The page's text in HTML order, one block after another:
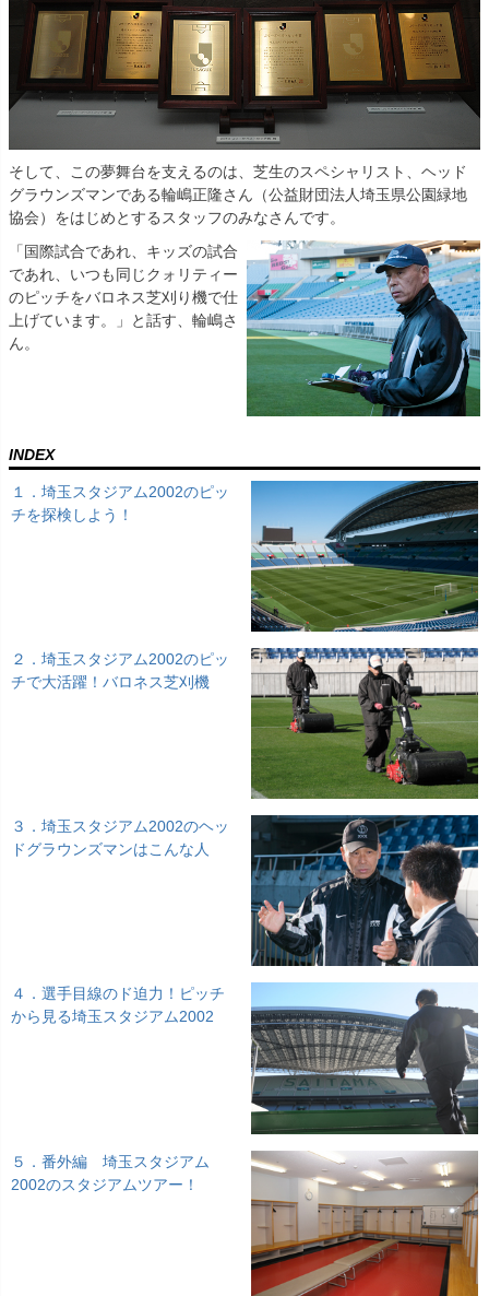
そして、この夢舞台を支えるのは、芝生のスペシャリスト、ヘッド
グラウンズマンである輪嶋正隆さん（公益財団法人埼玉県公園緑地
協会）をはじめとするスタッフのみなさんです。
「国際試合であれ、キッズの試合
であれ、いつも同じクォリティー
のピッチをバロネス芝刈り機で仕
上げています。」と話す、輪嶋さ
ん。
INDEX
１．埼玉スタジアム2002のピッ
チを探検しよう！
２．埼玉スタジアム2002のピッ
チで大活躍！バロネス芝刈機
３．埼玉スタジアム2002のヘッ
ドグラウンズマンはこんな人
４．選手目線のド迫力！ピッチ
から見る埼玉スタジアム2002
５．番外編 埼玉スタジアム
2002のスタジアムツアー！